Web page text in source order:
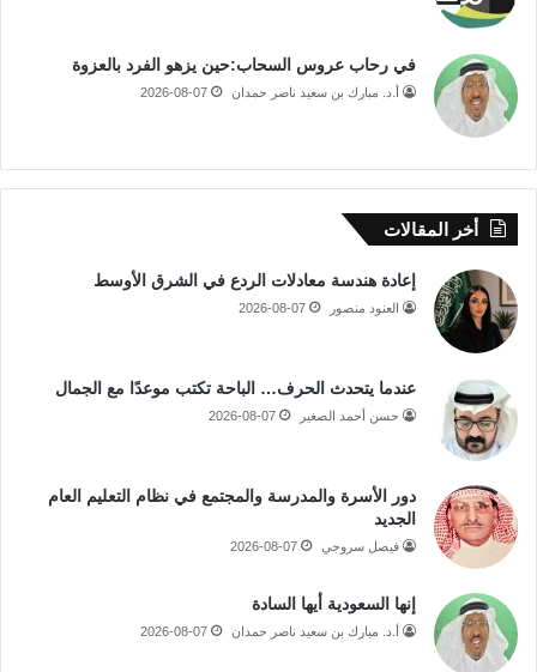
في رحاب عروس السحاب:حين يزهو الفرد بالعزوة
أ.د. مبارك بن سعيد ناصر حمدان 2026-08-07
أخر المقالات
إعادة هندسة معادلات الردع في الشرق الأوسط
العنود منصور 2026-08-07
عندما يتحدث الحرف… الباحة تكتب موعدًا مع الجمال
حسن أحمد الصغير 2026-08-07
دور الأسرة والمدرسة والمجتمع في نظام التعليم العام
الجديد
فيصل سروجي 2026-08-07
إنها السعودية أيها السادة
أ.د. مبارك بن سعيد ناصر حمدان 2026-08-07